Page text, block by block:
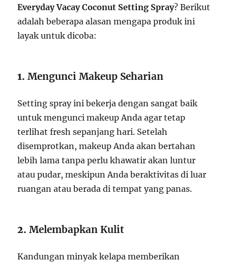
Everyday Vacay Coconut Setting Spray? Berikut
adalah beberapa alasan mengapa produk ini
layak untuk dicoba:
1.Mengunci Makeup Seharian
Setting spray ini bekerja dengan sangat baik
untuk mengunci makeup Anda agar tetap
terlihat fresh sepanjang hari. Setelah
disemprotkan, makeup Anda akan bertahan
lebih lama tanpa perlu khawatir akan luntur
atau pudar, meskipun Anda beraktivitas di luar
ruangan atau berada di tempat yang panas.
2.Melembapkan Kulit
Kandungan minyak kelapa memberikan